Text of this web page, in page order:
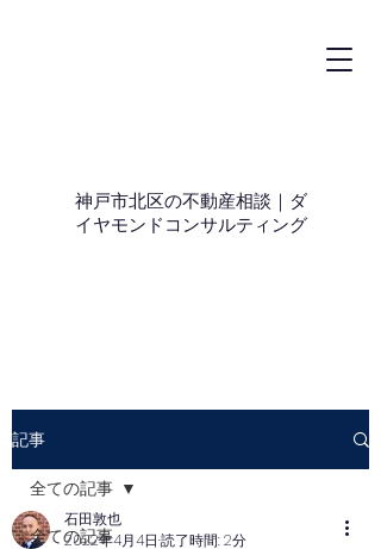
神戸市北区の不動産相談｜ダ
イヤモンドコンサルティング
記事
全ての記事
全ての記事
石田敦也
2022年4月4日 読了時間: 2分